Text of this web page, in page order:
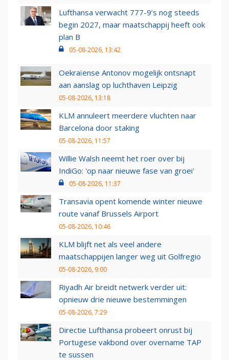
Lufthansa verwacht 777-9’s nog steeds
begin 2027, maar maatschappij heeft ook
plan B
05-08-2026, 13:42
Oekraïense Antonov mogelijk ontsnapt
aan aanslag op luchthaven Leipzig
05-08-2026, 13:18
KLM annuleert meerdere vluchten naar
Barcelona door staking
05-08-2026, 11:57
Willie Walsh neemt het roer over bij
IndiGo: 'op naar nieuwe fase van groei'
05-08-2026, 11:37
Transavia opent komende winter nieuwe
route vanaf Brussels Airport
05-08-2026, 10:46
KLM blijft net als veel andere
maatschappijen langer weg uit Golfregio
05-08-2026, 9:00
Riyadh Air breidt netwerk verder uit:
opnieuw drie nieuwe bestemmingen
05-08-2026, 7:29
Directie Lufthansa probeert onrust bij
Portugese vakbond over overname TAP
te sussen